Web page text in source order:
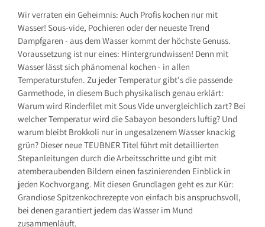
Sicherheitshinweis entsprechend Art. 9 Abs. 7 S. 2 der
entbehrlich
Wir verraten ein Geheimnis: Auch Profis kochen nur mit
Wasser! Sous-vide, Pochieren oder der neueste Trend
Dampfgaren - aus dem Wasser kommt der höchste Genuss.
Voraussetzung ist nur eines: Hintergrundwissen! Denn mit
Wasser lässt sich phänomenal kochen - in allen
Temperaturstufen. Zu jeder Temperatur gibt's die passende
Garmethode, in diesem Buch physikalisch genau erklärt:
Warum wird Rinderfilet mit Sous Vide unvergleichlich zart? Bei
welcher Temperatur wird die Sabayon besonders luftig? Und
warum bleibt Brokkoli nur in ungesalzenem Wasser knackig
grün? Dieser neue TEUBNER Titel führt mit detaillierten
Stepanleitungen durch die Arbeitsschritte und gibt mit
atemberaubenden Bildern einen faszinierenden Einblick in
jeden Kochvorgang. Mit diesen Grundlagen geht es zur Kür:
Grandiose Spitzenkochrezepte von einfach bis anspruchsvoll,
bei denen garantiert jedem das Wasser im Mund
zusammenläuft.